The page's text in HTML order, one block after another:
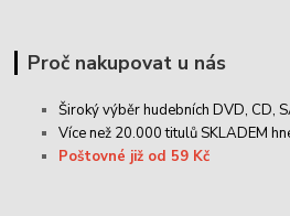
Proč nakupovat u nás
Široký výběr hudebních DVD, CD,
Více než 20.000 titulů SKLADEM
Poštovné již od 59 Kč